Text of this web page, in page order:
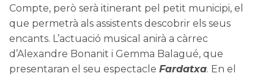
Compte, però serà itinerant pel petit municipi, el
que permetrà als assistents descobrir els seus
encants. L’actuació musical anirà a càrrec
d’Alexandre Bonanit i Gemma Balagué, que
presentaran el seu espectacle Fardatxa. En el